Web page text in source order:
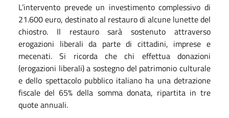
L’intervento prevede un investimento complessivo di
21.600 euro, destinato al restauro di alcune lunette del
chiostro. Il restauro sarà sostenuto attraverso
erogazioni liberali da parte di cittadini, imprese e
mecenati. Si ricorda che chi effettua donazioni
(erogazioni liberali) a sostegno del patrimonio culturale
e dello spettacolo pubblico italiano ha una detrazione
fiscale del 65% della somma donata, ripartita in tre
quote annuali.